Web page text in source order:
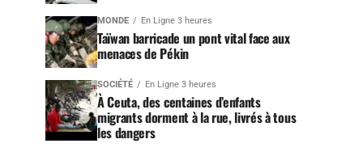
MONDE En Ligne 3 heures
Taïwan barricade un pont vital face aux
menaces de Pékin
SOCIÉTÉ En Ligne 3 heures
À Ceuta, des centaines d’enfants
migrants dorment à la rue, livrés à tous
les dangers